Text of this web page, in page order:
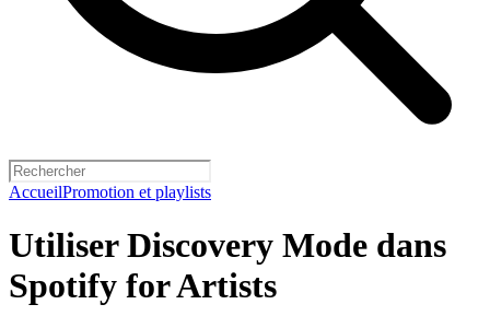
AccueilPromotion et playlists
Utiliser Discovery Mode dans
Spotify for Artists